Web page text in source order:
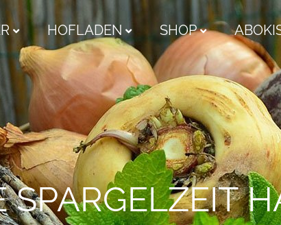
HOFLADEN SHOP
SPARGELZEIT